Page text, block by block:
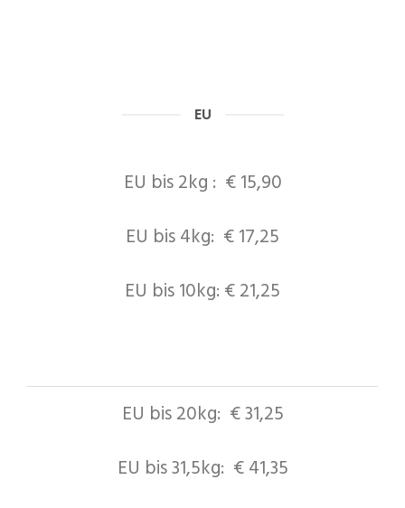
EU
EU bis 2kg : € 15,90
EU bis 4kg: € 17,25
EU bis 10kg: € 21,25
EU bis 20kg: € 31,25
EU bis 31,5kg: € 41,35